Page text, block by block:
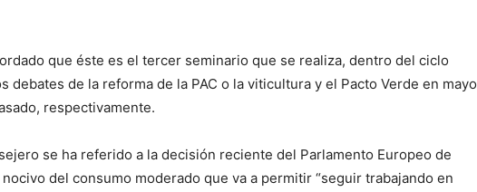
que éste es el tercer seminario que se realiza, dentro del ciclo
debates de la reforma de la PAC o la viticultura y el Pacto Verde en mayo
respectivamente.
se ha referido a la decisión reciente del Parlamento Europeo de
del consumo moderado que va a permitir “seguir trabajando en